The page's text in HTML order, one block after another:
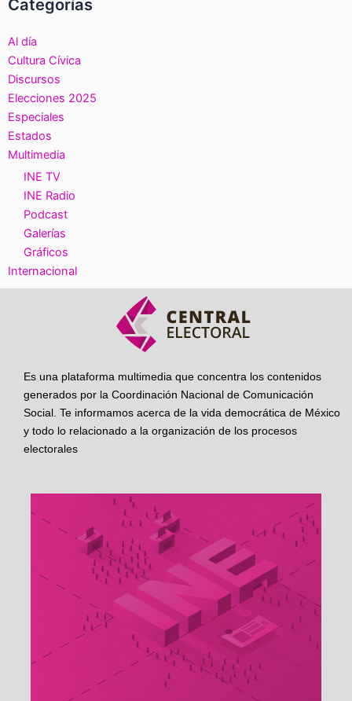
Categorías
Al día
Cultura Cívica
Discursos
Elecciones 2025
Especiales
Estados
Multimedia
INE TV
INE Radio
Podcast
Galerías
Gráficos
Internacional
Es una plataforma multimedia que concentra los contenidos
generados por la Coordinación Nacional de Comunicación
Social. Te informamos acerca de la vida democrática de México
y todo lo relacionado a la organización de los procesos
electorales